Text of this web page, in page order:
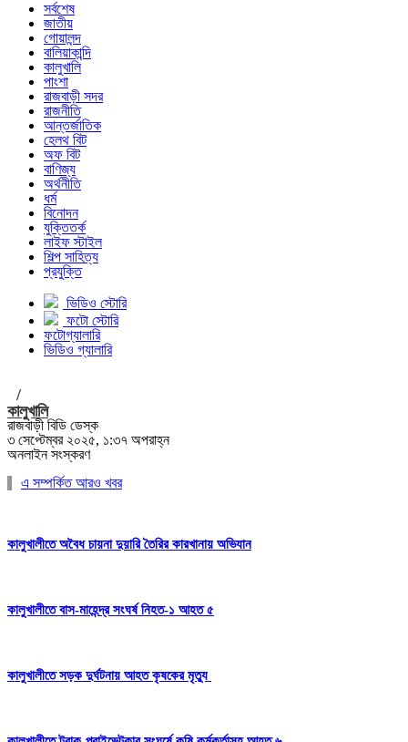
সর্বশেষ
জাতীয়
গোয়ালন্দ
বালিয়াকান্দি
কালুখালি
পাংশা
রাজবাড়ী সদর
রাজনীতি
আন্তর্জাতিক
হেলথ বিট
অফ বিট
বাণিজ্য
অর্থনীতি
ধর্ম
বিনোদন
যুক্তিতর্ক
লাইফ স্টাইল
শিল্প সাহিত্য
প্রযুক্তি
ভিডিও স্টোরি
ফটো স্টোরি
ফটোগ্যালারি
ভিডিও গ্যালারি
/
কালুখালি
রাজবাড়ী বিডি ডেস্ক
৩ সেপ্টেম্বর ২০২৫, ১:৩৭ অপরাহ্ন
অনলাইন সংস্করণ
এ সম্পর্কিত আরও খবর
কালুখালীতে অবৈধ চায়না দুয়ারি তৈরির কারখানায় অভিযান
কালুখালীতে বাস-মাহেন্দ্র সংঘর্ষ নিহত-১ আহত ৫
কালুখালীতে সড়ক দুর্ঘটনায় আহত কৃষকের মৃত্যু